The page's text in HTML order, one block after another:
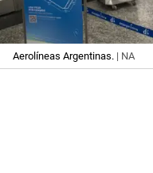
Aerolíneas Argentinas. | NA